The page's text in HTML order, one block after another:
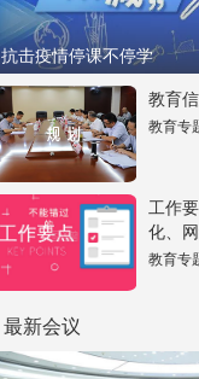
抗击疫情停课不停学
教育
教育专
工作
化、
教育专
最新会议